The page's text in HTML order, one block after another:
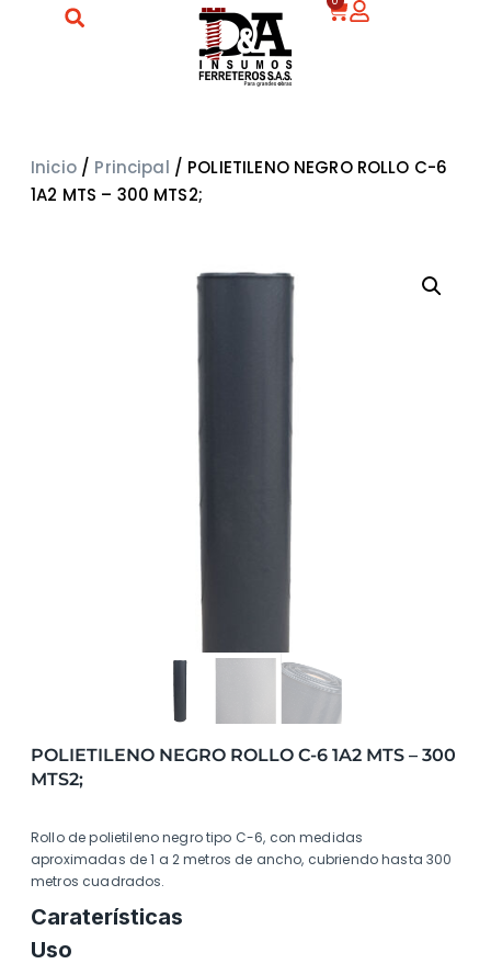
Inicio/ Principal / POLIETILENO NEGRO ROLLO C-6
1A2 MTS – 300 MTS2;
POLIETILENO NEGRO ROLLO C-6 1A2 MTS – 300
MTS2;
Rollo de polietileno negro tipo C-6, con medidas
aproximadas de 1 a 2 metros de ancho, cubriendo hasta 300
metros cuadrados.
Caraterísticas
Uso